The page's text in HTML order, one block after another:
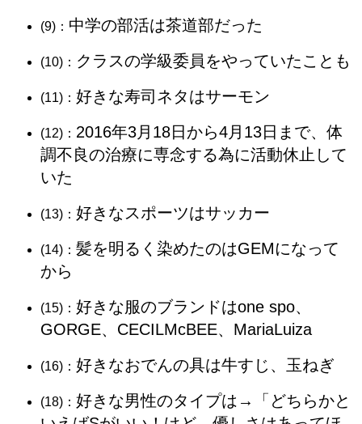
(9)： 中学の部活は茶道部だった
(10)： クラスの学級委員をやっていたことも
(11)： 好きな寿司ネタはサーモン
(12)： 2016年3月18日から4月13日まで、体
調不良の治療に専念する為に活動休止して
いた
(13)： 好きなスポーツはサッカー
(14)： 髪を明るく染めたのはGEMになって
から
(15)： 好きな服のブランドはone spo、
GORGE、CECILMcBEE、MariaLuiza
(16)： 好きなおでんの具は牛すじ、玉ねぎ
(18)： 好きな男性のタイプは→「どちらかと